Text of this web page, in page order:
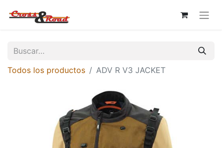
Todos los productos ADV R V3 JACKET